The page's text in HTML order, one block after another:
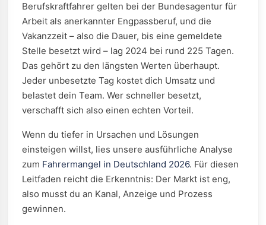
Berufskraftfahrer gelten bei der Bundesagentur für
Arbeit als anerkannter Engpassberuf, und die
Vakanzzeit – also die Dauer, bis eine gemeldete
Stelle besetzt wird – lag 2024 bei rund 225 Tagen.
Das gehört zu den längsten Werten überhaupt.
Jeder unbesetzte Tag kostet dich Umsatz und
belastet dein Team. Wer schneller besetzt,
verschafft sich also einen echten Vorteil.
Wenn du tiefer in Ursachen und Lösungen
einsteigen willst, lies unsere ausführliche Analyse
zum Fahrermangel in Deutschland 2026. Für diesen
Leitfaden reicht die Erkenntnis: Der Markt ist eng,
also musst du an Kanal, Anzeige und Prozess
gewinnen.